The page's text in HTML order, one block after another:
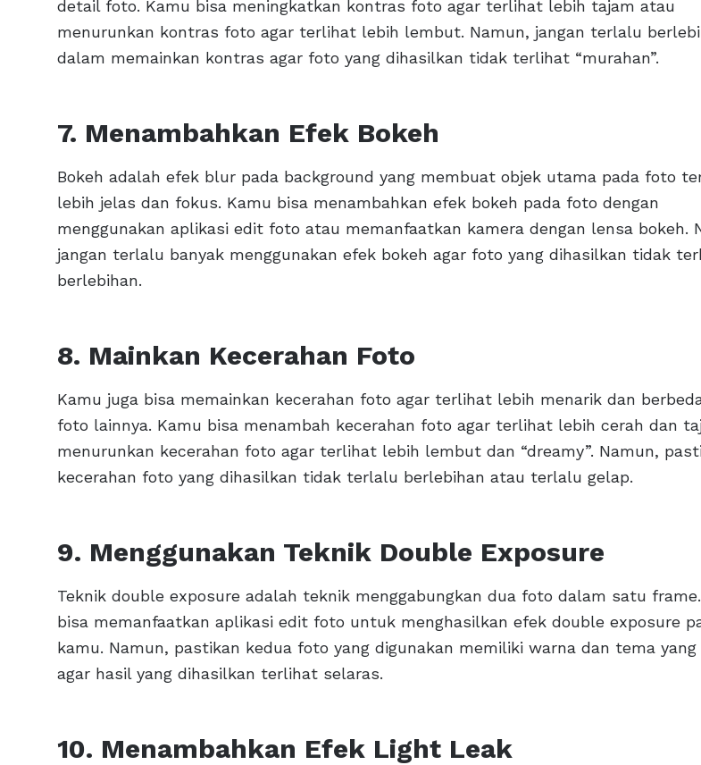
detail foto. Kamu bisa meningkatkan kontras foto agar terlihat lebih tajam atau
menurunkan kontras foto agar terlihat lebih lembut. Namun, jangan terlalu
dalam memainkan kontras agar foto yang dihasilkan tidak terlihat “murahan”.
7. Menambahkan Efek Bokeh
Bokeh adalah efek blur pada background yang membuat objek utama pada foto
lebih jelas dan fokus. Kamu bisa menambahkan efek bokeh pada foto dengan
menggunakan aplikasi edit foto atau memanfaatkan kamera dengan lensa bokeh.
jangan terlalu banyak menggunakan efek bokeh agar foto yang dihasilkan tidak
berlebihan.
8. Mainkan Kecerahan Foto
Kamu juga bisa memainkan kecerahan foto agar terlihat lebih menarik dan
foto lainnya. Kamu bisa menambah kecerahan foto agar terlihat lebih cerah dan
menurunkan kecerahan foto agar terlihat lebih lembut dan “dreamy”. Namun,
kecerahan foto yang dihasilkan tidak terlalu berlebihan atau terlalu gelap.
9. Menggunakan Teknik Double Exposure
Teknik double exposure adalah teknik menggabungkan dua foto dalam satu
bisa memanfaatkan aplikasi edit foto untuk menghasilkan efek double exposure
kamu. Namun, pastikan kedua foto yang digunakan memiliki warna dan tema yang
agar hasil yang dihasilkan terlihat selaras.
10. Menambahkan Efek Light Leak